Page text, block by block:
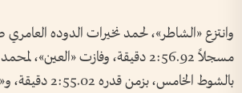
وانتزع «الشاطر»، لحمد نخيرات الدوده
مسجلاً 2:56.92 دقيقة، وفازت
بالشوط الخامس،